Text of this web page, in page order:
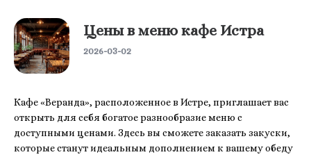
Цены в меню кафе Истра
2026-03-02
Кафе «Веранда», расположенное в Истре, приглашает вас
открыть для себя богатое разнообразие меню с
доступными ценами. Здесь вы сможете заказать закуски,
которые станут идеальным дополнением к вашему обеду